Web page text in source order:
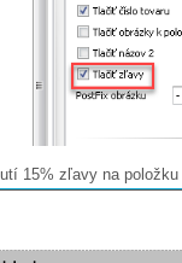
15% zľavy na položku